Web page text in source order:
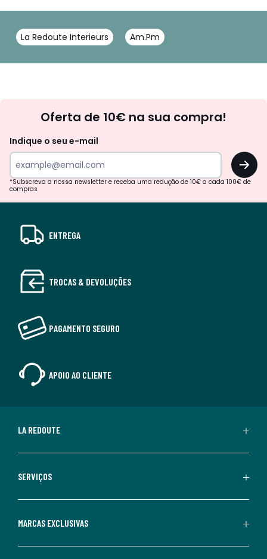
La Redoute Interieurs Am.Pm
Oferta de 10€ na sua compra!
Indique o seu e-mail
OK
*Subscreva a nossa newsletter e receba uma redução de 10€ a cada 100€ de
compras
ENTREGA
TROCAS & DEVOLUÇÕES
PAGAMENTO SEGURO
APOIO AO CLIENTE
LA REDOUTE
SERVIÇOS
MARCAS EXCLUSIVAS